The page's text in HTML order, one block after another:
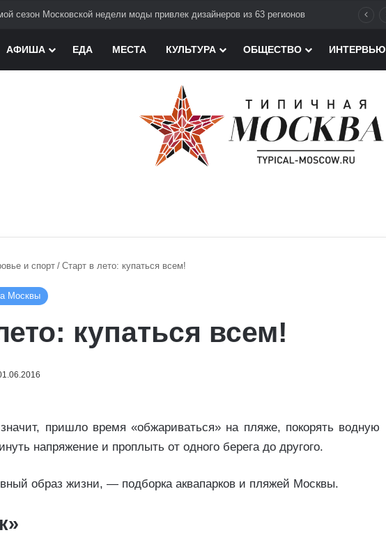
сезон Московской недели моды привлек дизайнеров из 63 регионов
АФИША ЕДА МЕСТА КУЛЬТУРА ОБЩЕСТВО ИНТЕРВЬЮ
и спорт / Старт в лето: купаться всем!
Москвы
купаться всем!
пришло время «обжариваться» на пляже, покорять водную
напряжение и проплыть от одного берега до другого.
образ жизни, — подборка аквапарков и пляжей Москвы.